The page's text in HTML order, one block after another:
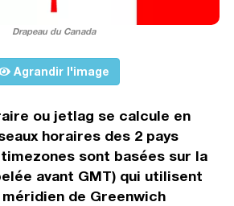
Drapeau du Canada
Agrandir l'image
ou jetlag se calcule en
horaires des 2 pays
sont basées sur la
avant GMT) qui utilisent
de Greenwich